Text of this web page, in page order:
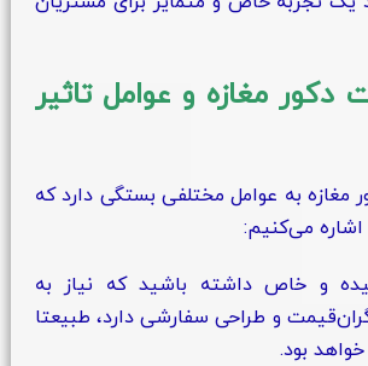
مغازه و عوامل تاثیر
مغازه به عوامل مختلفی بستگی دارد که
اشاره می‌کنیم:
و خاص داشته باشید که نیاز به
و طراحی سفارشی دارد، طبیعتا
بود.